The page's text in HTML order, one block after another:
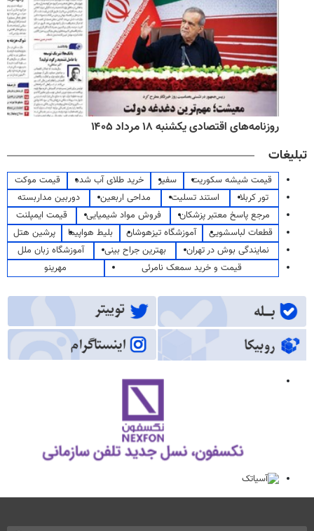
روزنامه‌های اقتصادی یکشنبه ۱۸ مرداد ۱۴۰۵
تبلیغات
قیمت شیشه سکوریت سفیر خرید طلای آب شده
قیمت موکت
تور کربلا
استند تسلیت مداحی اربعین
دوربین مداربسته
مرجع پاسخ معتبر پزشکان
فروش مواد شیمیایی
قیمت ایمپلنت
قطعات لباسشویی
آموزشگاه تیزهوشان بلیط هواپیما
پرشین هتل
نمایندگی بوش در تهران
بهترین جراح بینی
آموزشگاه زبان ملل
قیمت و خرید سمعک نامرئی
مهرینو